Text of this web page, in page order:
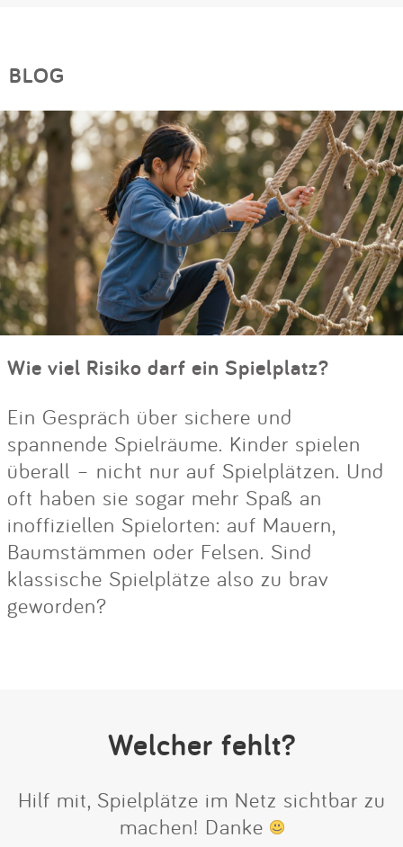
BLOG
Wie viel Risiko darf ein Spielplatz?
Ein Gespräch über sichere und
spannende Spielräume. Kinder spielen
überall – nicht nur auf Spielplätzen. Und
oft haben sie sogar mehr Spaß an
inoffiziellen Spielorten: auf Mauern,
Baumstämmen oder Felsen. Sind
klassische Spielplätze also zu brav
geworden?
Welcher fehlt?
Hilf mit, Spielplätze im Netz sichtbar zu
machen! Danke